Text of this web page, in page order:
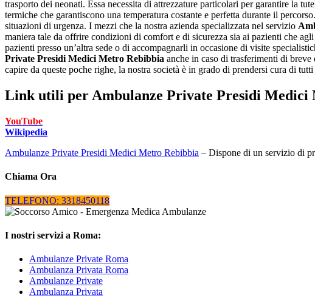
trasporto dei neonati. Essa necessita di attrezzature particolari per garantire la
termiche che garantiscono una temperatura costante e perfetta durante il
situazioni di urgenza. I mezzi che la nostra azienda specializzata nel servizio
maniera tale da offrire condizioni di comfort e di sicurezza sia ai pazienti che
pazienti presso un’altra sede o di accompagnarli in occasione di visite
Private Presidi Medici Metro Rebibbia anche in caso di trasferimenti di
capire da queste poche righe, la nostra società è in grado di prendersi cura di
Link utili per Ambulanze Private Presidi Medici
YouTube
Wikipedia
Ambulanze Private Presidi Medici Metro Rebibbia – Dispone di un servizio di
Chiama Ora
TELEFONO: 3318450118
I nostri servizi a Roma:
Ambulanze Private Roma
Ambulanza Privata Roma
Ambulanze Private
Ambulanza Privata